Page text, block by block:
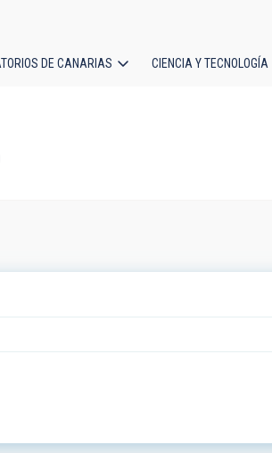
DE CANARIAS CIENCIA Y TECNOLOGÍA